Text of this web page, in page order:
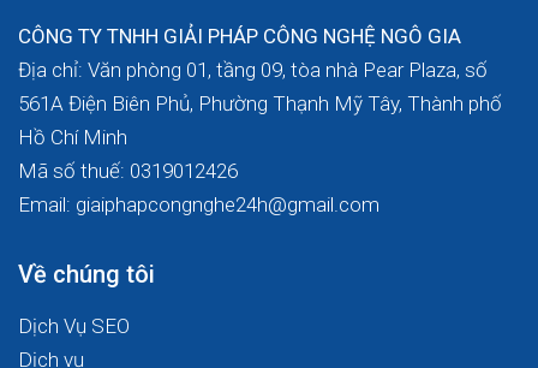
CÔNG TY TNHH GIẢI PHÁP CÔNG NGHỆ NGÔ GIA
Địa chỉ: Văn phòng 01, tầng 09, tòa nhà Pear Plaza, số
561A Điện Biên Phủ, Phường Thạnh Mỹ Tây, Thành phố
Hồ Chí Minh
Mã số thuế: 0319012426
Email: giaiphapcongnghe24h@gmail.com
Về chúng tôi
Dịch Vụ SEO
Dịch vụ